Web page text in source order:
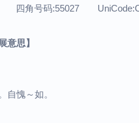
四角号码:55027
意思】
自愧～如。